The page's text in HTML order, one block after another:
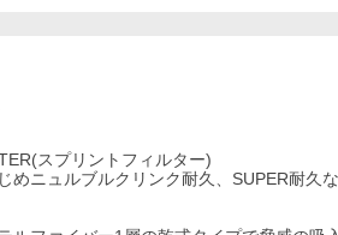
スプリントフィルター)
めニュルブルクリンク耐久、SUPER耐久